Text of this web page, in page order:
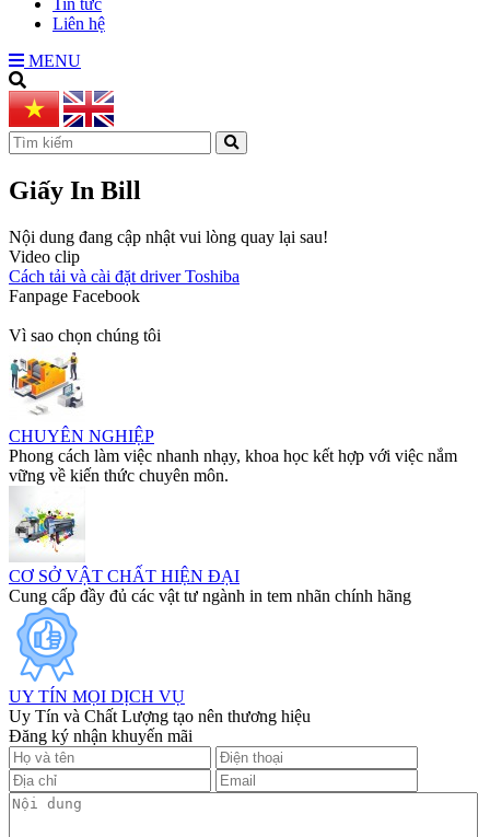
Tin tức
Liên hệ
MENU
Giấy In Bill
Nội dung đang cập nhật vui lòng quay lại sau!
Video clip
Cách tải và cài đặt driver Toshiba
Fanpage Facebook
Vì sao chọn chúng tôi
CHUYÊN NGHIỆP
Phong cách làm việc nhanh nhạy, khoa học kết hợp với việc nắm
vững về kiến thức chuyên môn.
CƠ SỞ VẬT CHẤT HIỆN ĐẠI
Cung cấp đầy đủ các vật tư ngành in tem nhãn chính hãng
UY TÍN MỌI DỊCH VỤ
Uy Tín và Chất Lượng tạo nên thương hiệu
Đăng ký nhận khuyến mãi